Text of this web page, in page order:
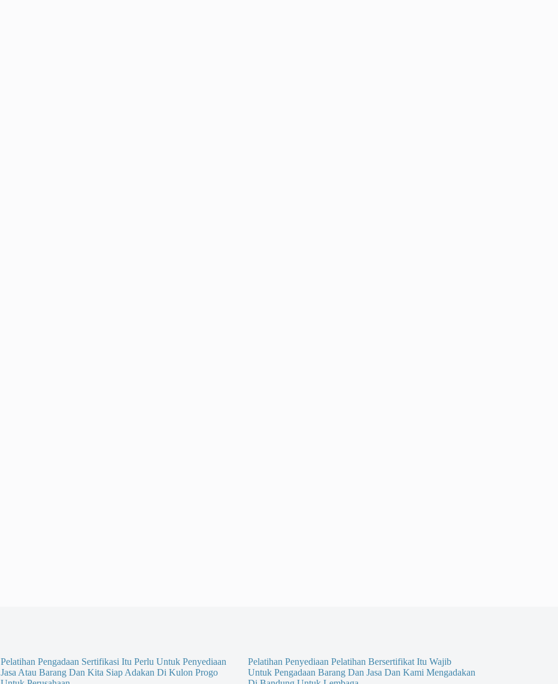
Pelatihan Pengadaan Sertifikasi Itu Perlu Untuk Penyediaan
Jasa Atau Barang Dan Kita Siap Adakan Di Kulon Progo
Pelatihan Penyediaan Pelatihan Bersertifikat Itu Wajib
Untuk Pengadaan Barang Dan Jasa Dan Kami Mengadakan